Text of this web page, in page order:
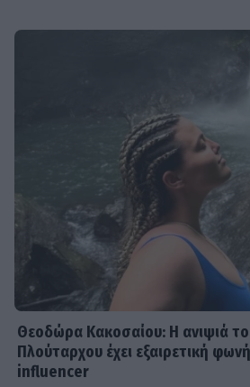
Θεοδώρα Κακοσαίου: Η ανιψιά
Πλούταρχου έχει εξαιρετική
influencer